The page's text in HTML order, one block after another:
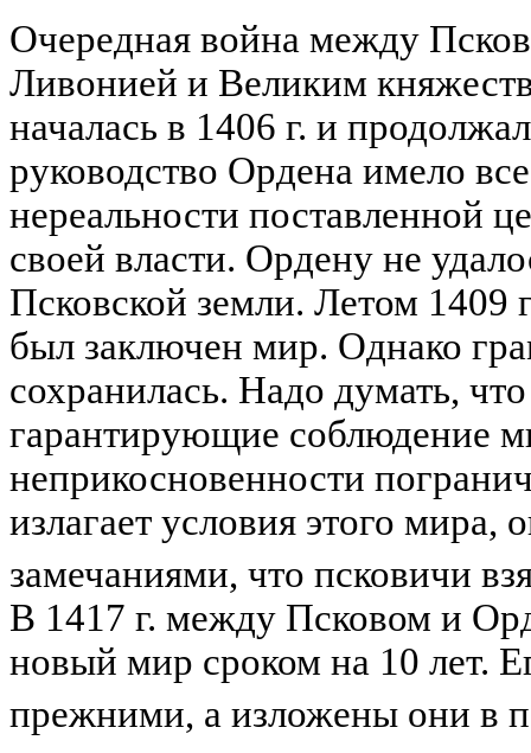
Очередная война между
Ливонией и Великим
началась в 1406 г. и
руководство Ордена имело
нереальности поставленной
своей власти. Ордену не
Псковской земли. Летом 1409
был заключен мир. Однако
сохранилась. Надо думать,
гарантирующие соблюдение
неприкосновенности
излагает условия этого мира,
замечаниями, что псковичи
В 1417 г. между Псковом и
новый мир сроком на 10 лет.
прежними, а изложены они в